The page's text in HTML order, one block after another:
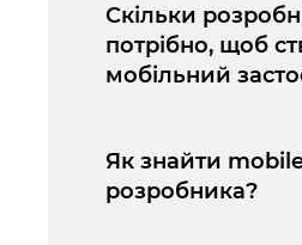
Скільки
потрібно, щоб
мобільний
Як знайти
розробника?